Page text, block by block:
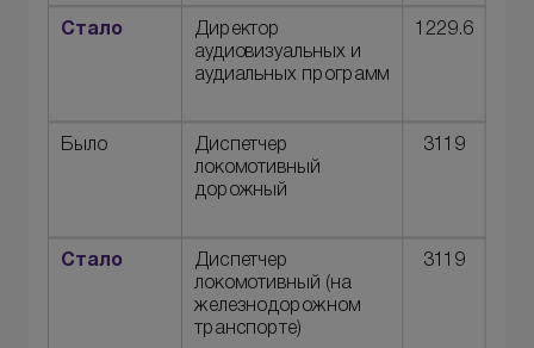
Стало Директор
аудиовизуальных и
аудиальных программ
1229.6
Было Диспетчер
локомотивный
дорожный
3119
Стало
Диспетчер
локомотивный (на
железнодорожном
транспорте)
3119